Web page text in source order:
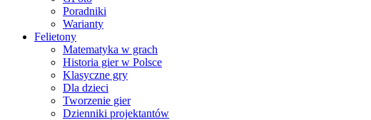
Poradniki
Warianty
Felietony
Matematyka w grach
Historia gier w Polsce
Klasyczne gry
Dla dzieci
Tworzenie gier
Dzienniki projektantów